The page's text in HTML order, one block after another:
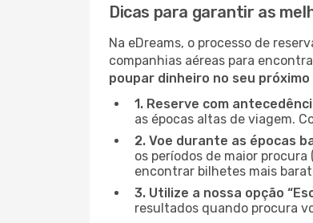
Dicas para garantir as
Na eDreams, o processo de
companhias aéreas para
poupar dinheiro no seu
1. Reserve com
as épocas altas de viagem.
2. Voe durante as épocas
os períodos de maior
encontrar bilhetes mais
3. Utilize a nossa opção
resultados quando procura